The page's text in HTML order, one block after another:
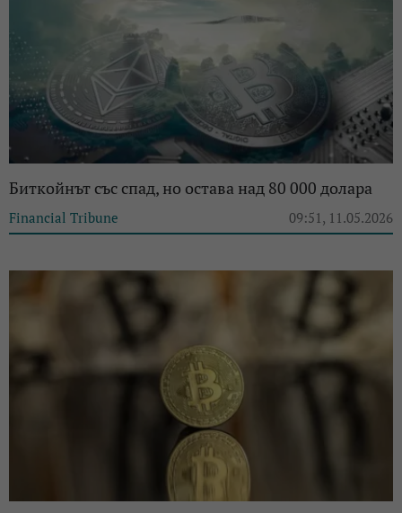
Биткойнът със спад, но остава над 80 000 долара
Financial Tribune 09:51, 11.05.2026